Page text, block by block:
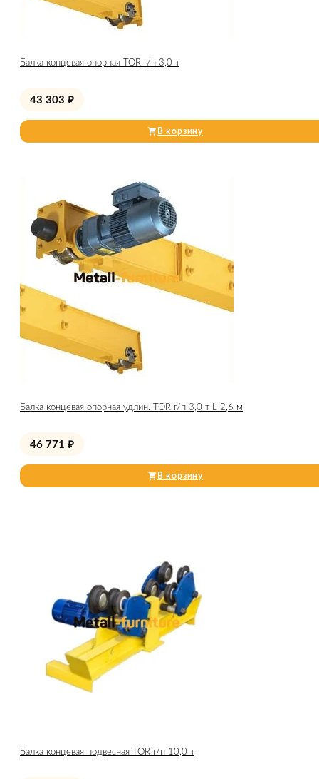
Балка концевая опорная TOR г/п 3,0 т
43 303 ₽
В корзину
Балка концевая опорная удлин. TOR г/п 3,0 т L 2,6 м
46 771 ₽
В корзину
Балка концевая подвесная TOR г/п 10,0 т